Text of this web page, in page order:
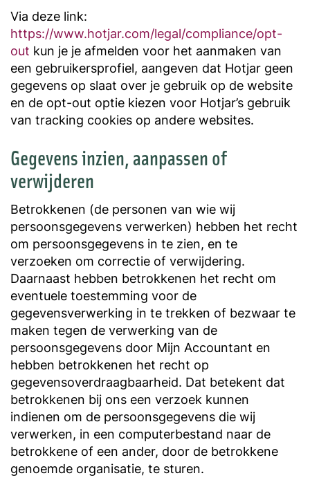
Via deze link:
https://www.hotjar.com/legal/compliance/opt-
out kun je je afmelden voor het aanmaken van
een gebruikersprofiel, aangeven dat Hotjar geen
gegevens op slaat over je gebruik op de website
en de opt-out optie kiezen voor Hotjar’s gebruik
van tracking cookies op andere websites.
Gegevens inzien, aanpassen of
verwijderen
Betrokkenen (de personen van wie wij
persoonsgegevens verwerken) hebben het recht
om persoonsgegevens in te zien, en te
verzoeken om correctie of verwijdering.
Daarnaast hebben betrokkenen het recht om
eventuele toestemming voor de
gegevensverwerking in te trekken of bezwaar te
maken tegen de verwerking van de
persoonsgegevens door Mijn Accountant en
hebben betrokkenen het recht op
gegevensoverdraagbaarheid. Dat betekent dat
betrokkenen bij ons een verzoek kunnen
indienen om de persoonsgegevens die wij
verwerken, in een computerbestand naar de
betrokkene of een ander, door de betrokkene
genoemde organisatie, te sturen.